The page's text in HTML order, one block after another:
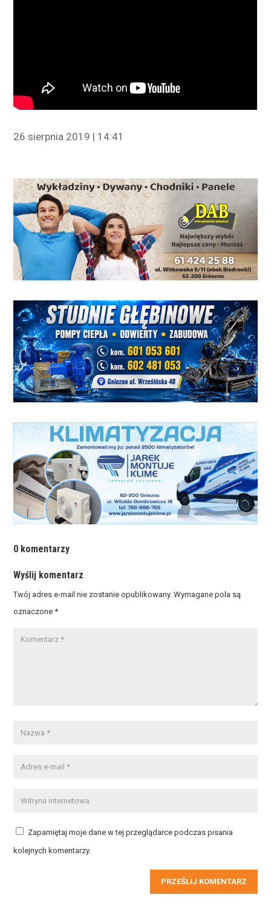
26 sierpnia 2019 | 14:41
0 komentarzy
Wyślij komentarz
Twój adres e-mail nie zostanie opublikowany. Wymagane pola są
oznaczone*
Zapamiętaj moje dane w tej przeglądarce podczas pisania
kolejnych komentarzy.
PRZEŚLIJ KOMENTARZ